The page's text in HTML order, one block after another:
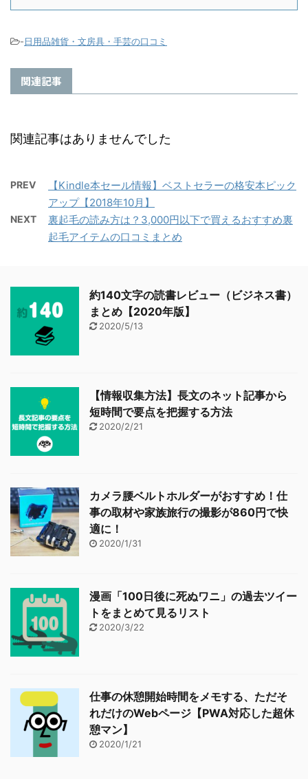
-日用品雑貨・文房具・手芸の口コミ
関連記事
関連記事はありませんでした
PREV
【Kindle本セール情報】ベストセラーの格安本ピック
アップ【2018年10月】
NEXT
裏起毛の読み方は？3,000円以下で買えるおすすめ裏
起毛アイテムの口コミまとめ
約140文字の読書レビュー（ビジネス書）
まとめ【2020年版】
2020/5/13
【情報収集方法】長文のネット記事から
短時間で要点を把握する方法
2020/2/21
カメラ腰ベルトホルダーがおすすめ！仕
事の取材や家族旅行の撮影が860円で快
適に！
2020/1/31
漫画「100日後に死ぬワニ」の過去ツイー
トをまとめて見るリスト
2020/3/22
仕事の休憩開始時間をメモする、ただそ
れだけのWebページ【PWA対応した超休
憩マン】
2020/1/21